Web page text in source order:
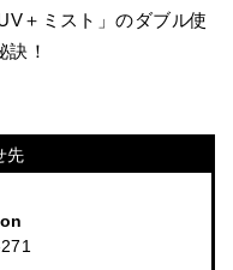
＋ミスト」のダブル使
！
先